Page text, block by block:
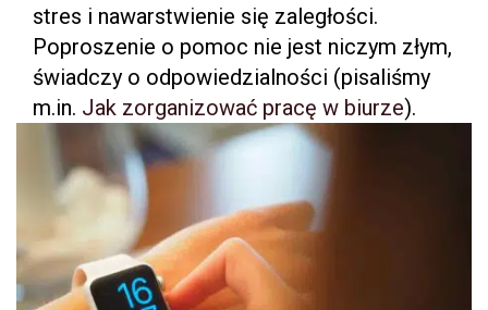
stres i nawarstwienie się zaległości.
Poproszenie o pomoc nie jest niczym złym,
świadczy o odpowiedzialności (pisaliśmy
m.in. Jak zorganizować pracę w biurze).